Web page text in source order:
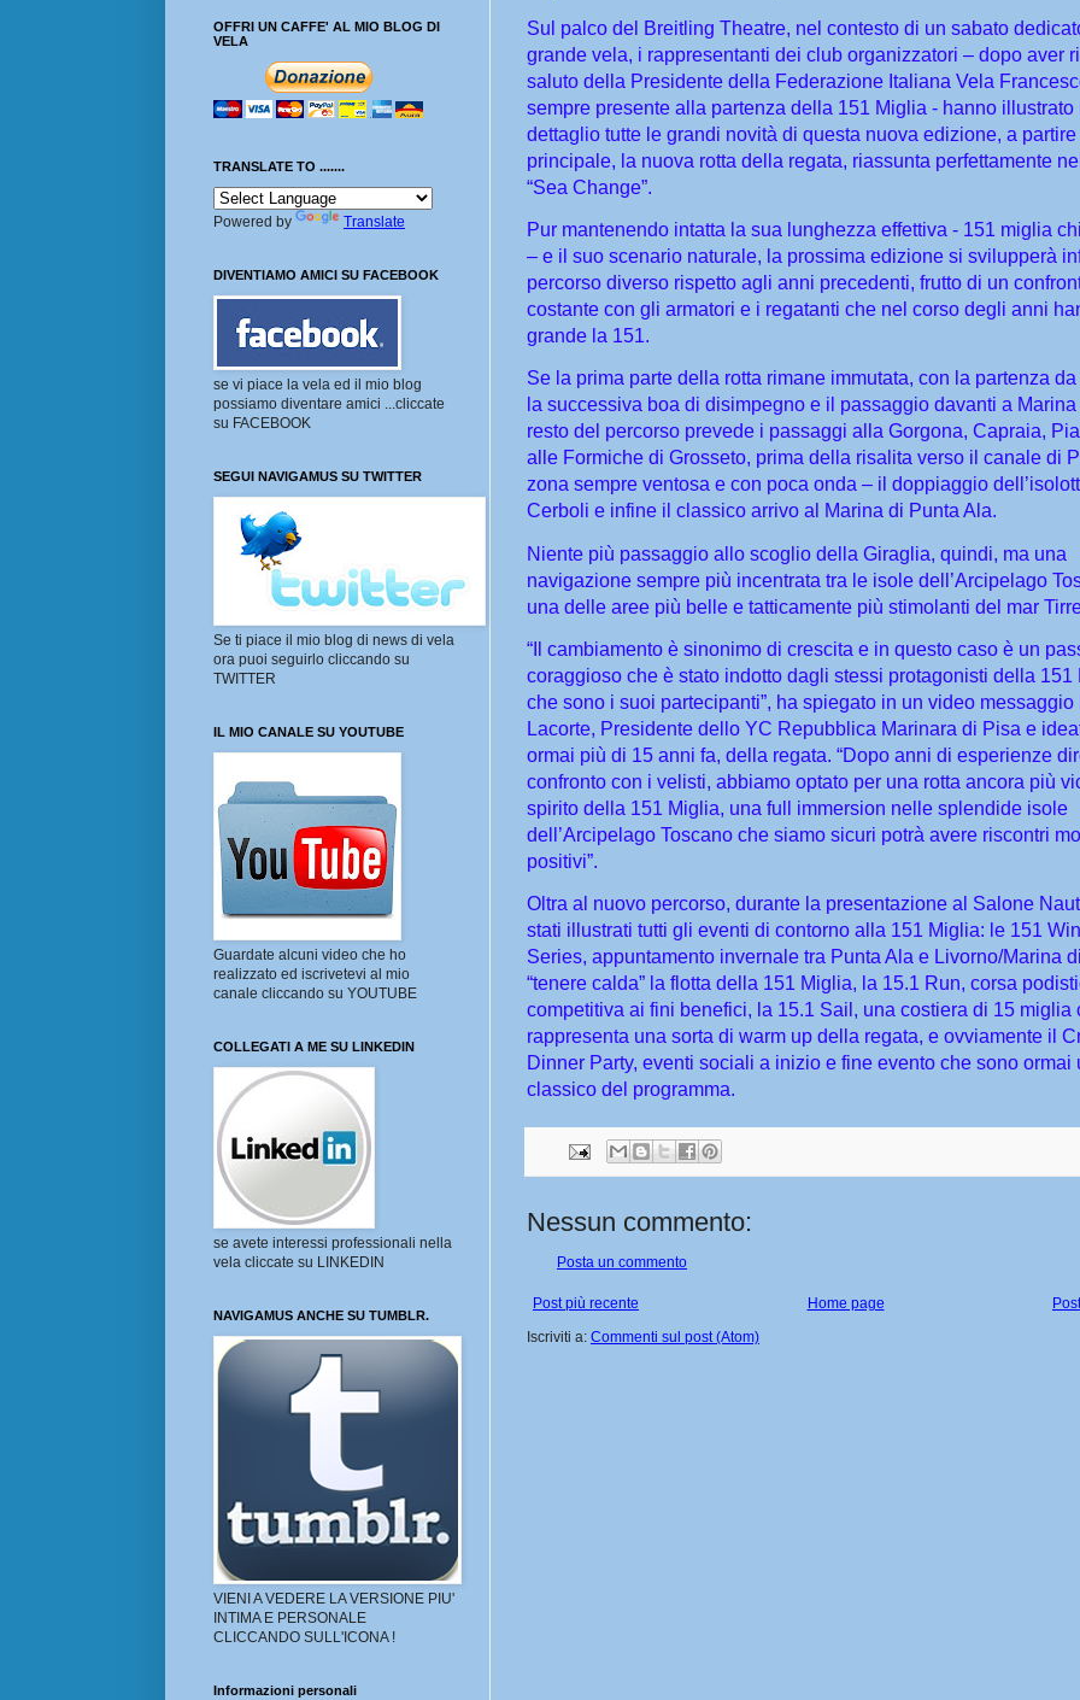
Sul palco del Breitling Theatre, nel contesto di un sabato
grande vela, i rappresentanti dei club organizzatori – dopo aver
saluto della Presidente della Federazione Italiana Vela
sempre presente alla partenza della 151 Miglia - hanno illustrato
dettaglio tutte le grandi novità di questa nuova edizione, a
principale, la nuova rotta della regata, riassunta perfettamente
“Sea Change”.
Pur mantenendo intatta la sua lunghezza effettiva - 151 miglia
– e il suo scenario naturale, la prossima edizione si svilupperà
percorso diverso rispetto agli anni precedenti, frutto di un
costante con gli armatori e i regatanti che nel corso degli anni
grande la 151.
Se la prima parte della rotta rimane immutata, con la partenza
la successiva boa di disimpegno e il passaggio davanti a Marina
resto del percorso prevede i passaggi alla Gorgona, Capraia,
alle Formiche di Grosseto, prima della risalita verso il canale di
zona sempre ventosa e con poca onda – il doppiaggio
Cerboli e infine il classico arrivo al Marina di Punta Ala.
Niente più passaggio allo scoglio della Giraglia, quindi, ma una
navigazione sempre più incentrata tra le isole dell’Arcipelago
una delle aree più belle e tatticamente più stimolanti del mar
“Il cambiamento è sinonimo di crescita e in questo caso è un
coraggioso che è stato indotto dagli stessi protagonisti della 151
che sono i suoi partecipanti”, ha spiegato in un video messaggio
Lacorte, Presidente dello YC Repubblica Marinara di Pisa e
ormai più di 15 anni fa, della regata. “Dopo anni di esperienze
confronto con i velisti, abbiamo optato per una rotta ancora più
spirito della 151 Miglia, una full immersion nelle splendide isole
dell’Arcipelago Toscano che siamo sicuri potrà avere riscontri
positivi”.
Oltra al nuovo percorso, durante la presentazione al Salone
stati illustrati tutti gli eventi di contorno alla 151 Miglia: le 151
Series, appuntamento invernale tra Punta Ala e Livorno/Marina
“tenere calda” la flotta della 151 Miglia, la 15.1 Run, corsa
competitiva ai fini benefici, la 15.1 Sail, una costiera di 15 miglia
rappresenta una sorta di warm up della regata, e ovviamente il
Dinner Party, eventi sociali a inizio e fine evento che sono ormai
classico del programma.
Nessun commento:
Posta un commento
Post più recente
Home page
Iscriviti a: Commenti sul post (Atom)
OFFRI UN CAFFE' AL MIO BLOG DI
VELA
TRANSLATE TO .......
Powered by Translate
DIVENTIAMO AMICI SU FACEBOOK
se vi piace la vela ed il mio blog
possiamo diventare amici ...cliccate
su FACEBOOK
SEGUI NAVIGAMUS SU TWITTER
Se ti piace il mio blog di news di vela
ora puoi seguirlo cliccando su
TWITTER
IL MIO CANALE SU YOUTUBE
Guardate alcuni video che ho
realizzato ed iscrivetevi al mio
canale cliccando su YOUTUBE
COLLEGATI A ME SU LINKEDIN
se avete interessi professionali nella
vela cliccate su LINKEDIN
NAVIGAMUS ANCHE SU TUMBLR.
VIENI A VEDERE LA VERSIONE PIU'
INTIMA E PERSONALE
CLICCANDO SULL'ICONA !
Informazioni personali